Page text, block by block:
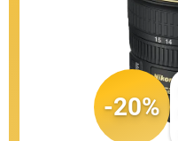
-20%